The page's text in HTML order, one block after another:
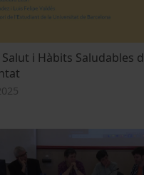
Salut i Hàbits Saludables